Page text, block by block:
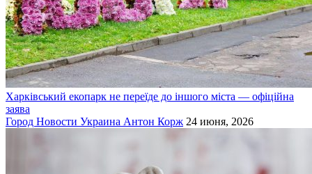
Харківський екопарк не переїде до іншого міста — офіційна
заява
Город Новости Украина Антон Корж 24 июня, 2026